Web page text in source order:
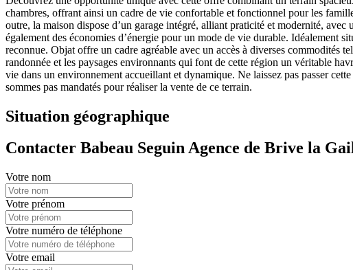
chambres, offrant ainsi un cadre de vie confortable et fonctionnel pour les
outre, la maison dispose d’un garage intégré, alliant praticité et modernité,
également des économies d’énergie pour un mode de vie durable. Idéalement
reconnue. Objat offre un cadre agréable avec un accès à diverses commodités
randonnée et les paysages environnants qui font de cette région un véritable
vie dans un environnement accueillant et dynamique. Ne laissez pas passer
sommes pas mandatés pour réaliser la vente de ce terrain.
Situation géographique
Contacter Babeau Seguin Agence de Brive la
Votre nom
Votre prénom
Votre numéro de téléphone
Votre email